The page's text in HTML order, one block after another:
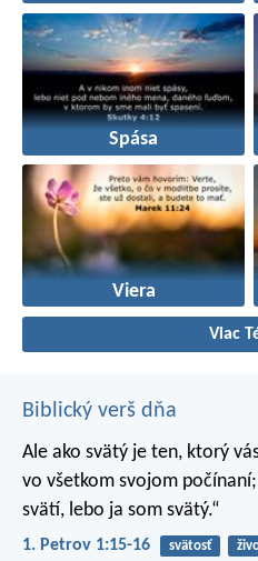
Spása
Viera
Viac
Biblický verš dňa
Ale ako svätý je ten, ktorý
vo všetkom svojom
svätí, lebo ja som svätý.“
1. Petrov 1:15-16 svätosť